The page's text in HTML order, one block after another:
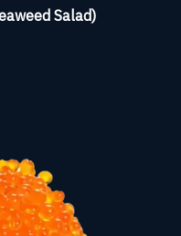
Salad)